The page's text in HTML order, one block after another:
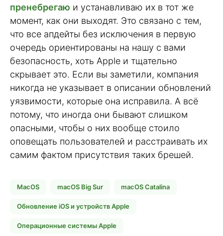
пренебрегаю и устанавливаю их в тот же
момент, как они выходят. Это связано с тем,
что все апдейты без исключения в первую
очередь ориентированы на нашу с вами
безопасность, хоть Apple и тщательно
скрывает это. Если вы заметили, компания
никогда не указывает в описании обновлений
уязвимости, которые она исправила. А всё
потому, что иногда они бывают слишком
опасными, чтобы о них вообще стоило
оповещать пользователей и расстраивать их
самим фактом присутствия таких брешей.
MacOS macOS Big Sur macOS Catalina
Обновление iOS и устройств Apple
Операционные системы Apple